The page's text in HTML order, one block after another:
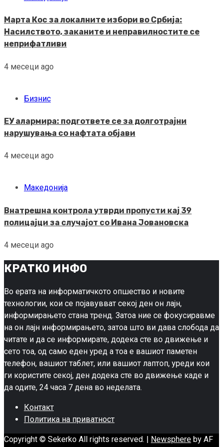
Марта Кос за локалните избори во Србија:
Насилството, заканите и неправилностите се
неприфатливи
4 месеци ago
Бизнис
ЕУ алармира: подгответе се за долготрајни
нарушувања со нафтата објави
4 месеци ago
Македонија
Внатрешна контрола утврди пропусти кај 39
полицајци за случајот со Ивана Јовановска
4 месеци ago
КРАТКО ИНФО
Во ерата на информатичкото опшество и новите
технологии, кои се појавувват секој ден он лајн,
информирањето стана тренд. Затоа ние се фокусиравме
на он лајн информирањето, затоа што ви дава слобода да
читате и да се информирате, додека сте во движење и
сето тоа, од само еден уред а тоа е вашиот паметен
телефон, вашиот таблет, или вашиот лаптоп, уреди кои
ги користите секој, ден додека сте во движење каде и
да одите, 24 часа 7 дена во неделата.
Контакт
Политика на приватност
Copyright © Sekerko All rights reserved. Newsphere by AF